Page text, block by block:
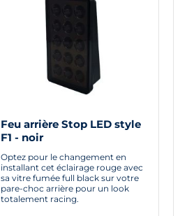
Feu arrière Stop LED style
F1 - noir
Optez pour le changement en
installant cet éclairage rouge avec
sa vitre fumée full black sur votre
pare-choc arrière pour un look
totalement racing.